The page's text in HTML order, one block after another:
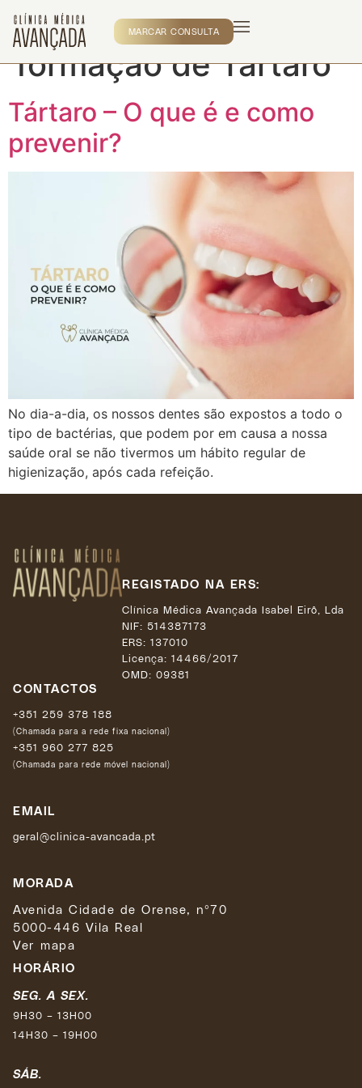
MARCAR CONSULTA
Etiqueta:Evitar a
formação de Tártaro
Tártaro – O que é e como
prevenir?
No dia-a-dia, os nossos dentes são expostos a todo o
tipo de bactérias, que podem por em causa a nossa
saúde oral se não tivermos um hábito regular de
higienização, após cada refeição.
REGISTADO NA ERS:
Clínica Médica Avançada Isabel Eirô, Lda
NIF: 514387173
ERS: 137010
Licença:14466/2017
OMD: 09381
CONTACTOS
+351 259 378 188
(Chamada para a rede fixa nacional)
+351 960 277 825
(Chamada para rede móvel nacional)
EMAIL
geral@clinica-avancada.pt
MORADA
Avenida Cidade de Orense, nº70
5000-446 Vila Real
Ver mapa
HORÁRIO
SEG. A SEX.
9H30 – 13H00
14H30 – 19H00
SÁB.